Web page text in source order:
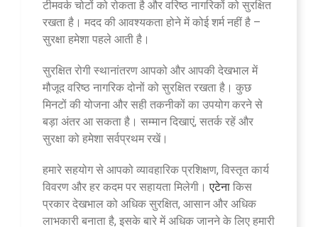
टीमवर्क चोटों को रोकता है और वरिष्ठ नागरिकों को सुरक्षित
रखता है। मदद की आवश्यकता होने में कोई शर्म नहीं है –
सुरक्षा हमेशा पहले आती है।
सुरक्षित रोगी स्थानांतरण आपको और आपकी देखभाल में
मौजूद वरिष्ठ नागरिक दोनों को सुरक्षित रखता है। कुछ
मिनटों की योजना और सही तकनीकों का उपयोग करने से
बड़ा अंतर आ सकता है। सम्मान दिखाएं, सतर्क रहें और
सुरक्षा को हमेशा सर्वप्रथम रखें।
हमारे सहयोग से आपको व्यावहारिक प्रशिक्षण, विस्तृत कार्य
विवरण और हर कदम पर सहायता मिलेगी।एटेना किस
प्रकार देखभाल को अधिक सुरक्षित, आसान और अधिक
लाभकारी बनाता है, इसके बारे में अधिक जानने के लिए हमारी